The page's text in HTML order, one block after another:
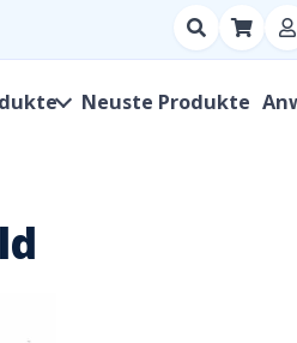
Suchen
nach
Hersteller,
Neuste Produkte